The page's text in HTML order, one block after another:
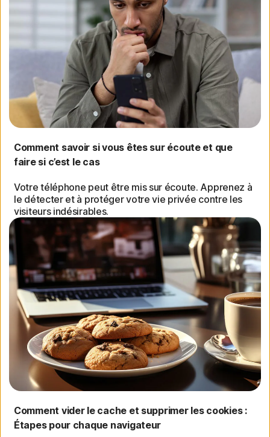
Comment savoir si vous êtes sur écoute et que
faire si c’est le cas
Votre téléphone peut être mis sur écoute. Apprenez à
le détecter et à protéger votre vie privée contre les
visiteurs indésirables.
Comment vider le cache et supprimer les cookies :
Étapes pour chaque navigateur